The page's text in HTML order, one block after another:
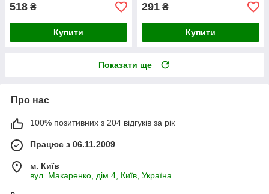
518 ₴
Купити
291 ₴
Купити
Показати ще
Про нас
100% позитивних з 204 відгуків за рік
Працює з 06.11.2009
м. Київ
вул. Макаренко, дім 4, Київ, Україна